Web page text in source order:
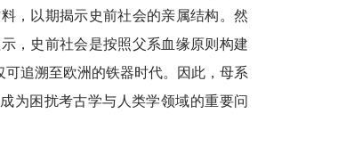
，以期揭示史前社会的亲属结构。然
，史前社会是按照父系血缘原则构建
追溯至欧洲的铁器时代。因此，母系
为困扰考古学与人类学领域的重要问